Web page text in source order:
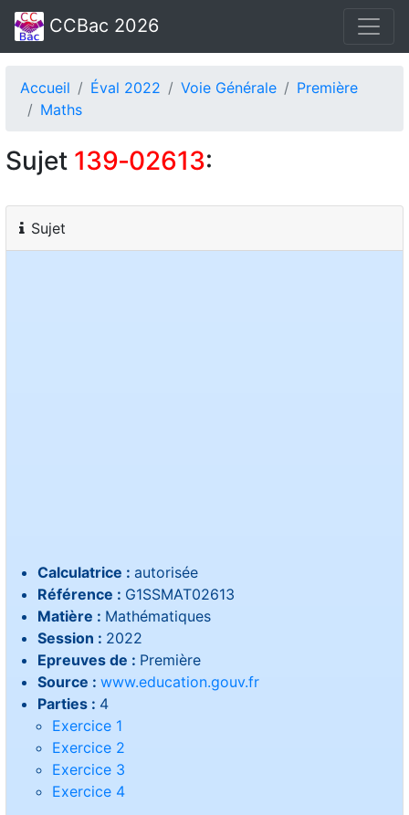
CCBac 2026
Accueil Éval 2022 Voie Générale
Première
Maths
Sujet 139‑02613:
Sujet
Calculatrice : autorisée
Référence : G1SSMAT02613
Matière : Mathématiques
Session : 2022
Epreuves de : Première
Source : www.education.gouv.fr
Parties : 4
Exercice 1
Exercice 2
Exercice 3
Exercice 4